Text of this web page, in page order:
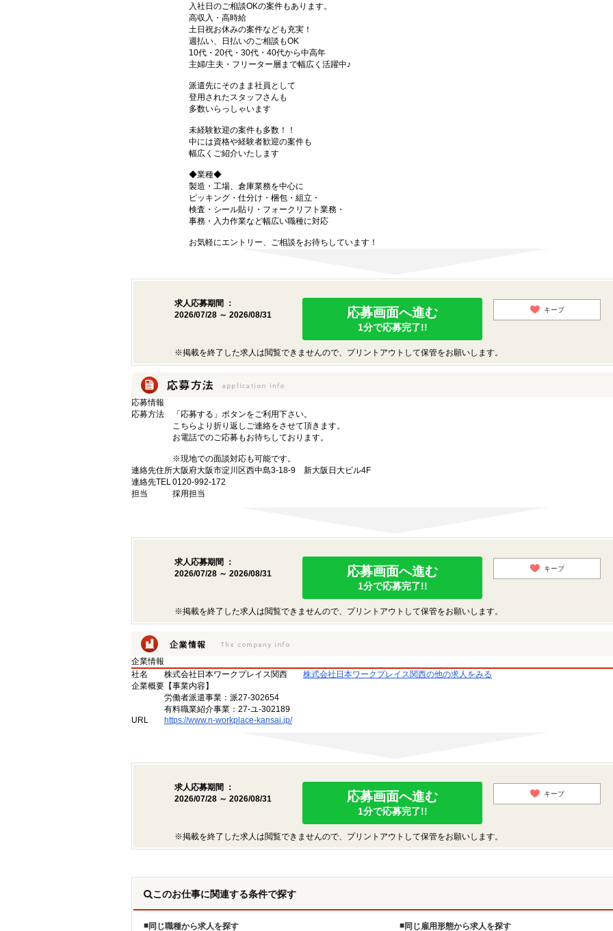
入社日のご相談OKの案件もあります。
高収入・高時給
土日祝お休みの案件なども充実！
週払い、日払いのご相談もOK
10代・20代・30代・40代から中高年
主婦/主夫・フリーター層まで幅広く活躍中♪
派遣先にそのまま社員として
登用されたスタッフさんも
多数いらっしゃいます
未経験歓迎の案件も多数！！
中には資格や経験者歓迎の案件も
幅広くご紹介いたします
◆業種◆
製造・工場、倉庫業務を中心に
ピッキング・仕分け・梱包・組立・
検査・シール貼り・フォークリフト業務・
事務・入力作業など幅広い職種に対応
お気軽にエントリー、ご相談をお待ちしています！
求人応募期間 ：
2026/07/28 ～ 2026/08/31
応募画面へ進む
1分で応募完了!!
キープ
※掲載を終了した求人は閲覧できませんので、プリントアウトして保管をお願いします。
応募情報
応募方法
「応募する」ボタンをご利用下さい。
こちらより折り返しご連絡をさせて頂きます。
お電話でのご応募もお待ちしております。
※現地での面談対応も可能です。
連絡先住所大阪府大阪市淀川区西中島3-18-9 新大阪日大ビル4F
連絡先TEL0120-992-172
担当
採用担当
求人応募期間 ：
2026/07/28 ～ 2026/08/31
応募画面へ進む
1分で応募完了!!
キープ
※掲載を終了した求人は閲覧できませんので、プリントアウトして保管をお願いします。
企業情報
社名
株式会社日本ワークプレイス関西
株式会社日本ワークプレイス関西の他の求人をみる
企業概要 【事業内容】
労働者派遣事業：派27-302654
有料職業紹介事業：27-ユ-302189
URL
https://www.n-workplace-kansai.jp/
求人応募期間 ：
2026/07/28 ～ 2026/08/31
応募画面へ進む
1分で応募完了!!
キープ
※掲載を終了した求人は閲覧できませんので、プリントアウトして保管をお願いします。
このお仕事に関連する条件で探す
同じ職種から求人を探す 同じ雇用形態から求人を探す